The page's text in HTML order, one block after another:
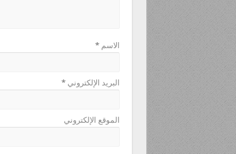
الاسم*
البريد الإلكتروني*
الموقع الإلكتروني